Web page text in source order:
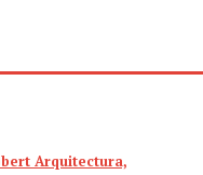
Arquitectura,